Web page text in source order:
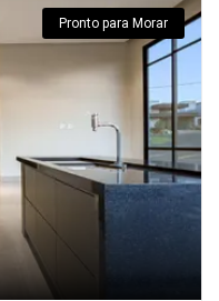
Pronto para Morar